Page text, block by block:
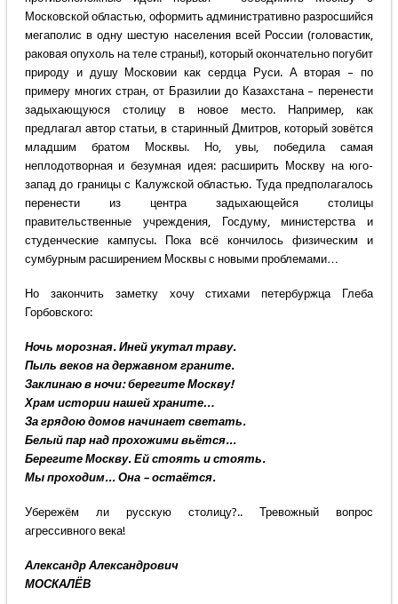
Московской областью, оформить административно разросшийся
мегаполис в одну шестую населения всей России (головастик,
раковая опухоль на теле страны!), который окончательно погубит
природу и душу Московии как сердца Руси. А вторая – по
примеру многих стран, от Бразилии до Казахстана – перенести
задыхающуюся столицу в новое место. Например, как
предлагал автор статьи, в старинный Дмитров, который зовётся
младшим братом Москвы. Но, увы, победила самая
неплодотворная и безумная идея: расширить Москву на юго-
запад до границы с Калужской областью. Туда предполагалось
перенести из центра задыхающейся столицы
правительственные учреждения, Госдуму, министерства и
студенческие кампусы. Пока всё кончилось физическим и
сумбурным расширением Москвы с новыми проблемами…
Но закончить заметку хочу стихами петербуржца Глеба
Горбовского:
Ночь морозная. Иней укутал траву.
Пыль веков на державном граните.
Заклинаю в ночи: берегите Москву!
Храм истории нашей храните…
За грядою домов начинает светать.
Белый пар над прохожими вьётся...
Берегите Москву. Ей стоять и стоять.
Мы проходим... Она – остаётся.
Убережём ли русскую столицу?.. Тревожный вопрос
агрессивного века!
Александр Александрович
МОСКАЛЁВ